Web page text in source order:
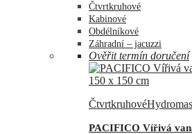
Čtvrtkruhové
Kabinové
Obdélníkové
Záhradní – jacuzzi
Ověřit termín doručení
Čtvrtkruhové
PACIFICO Vířivá